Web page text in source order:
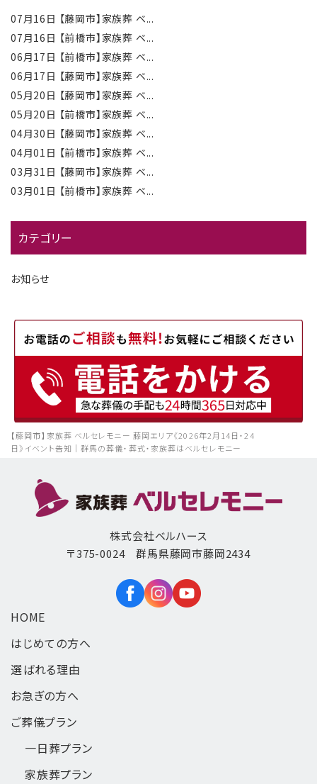
【藤岡市】家族葬 ベルセレモニー 藤岡エリア《2026年2月14日・24
日》イベント告知｜群馬の葬儀・葬式・家族葬はベルセレモニー
07月16日 【藤岡市】家族葬 ベ...
07月16日 【前橋市】家族葬 ベ...
06月17日 【前橋市】家族葬 ベ...
06月17日 【藤岡市】家族葬 ベ...
05月20日 【藤岡市】家族葬 ベ...
05月20日 【前橋市】家族葬 ベ...
04月30日 【藤岡市】家族葬 ベ...
04月01日 【前橋市】家族葬 ベ...
03月31日 【藤岡市】家族葬 ベ...
03月01日 【前橋市】家族葬 ベ...
カテゴリー
お知らせ
株式会社ベルハース
〒375-0024 群馬県藤岡市藤岡2434
HOME
はじめての方へ
選ばれる理由
お急ぎの方へ
ご葬儀プラン
一日葬プラン
家族葬プラン